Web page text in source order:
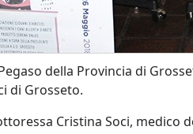
della Provincia di
di Grosseto.
Cristina Soci,